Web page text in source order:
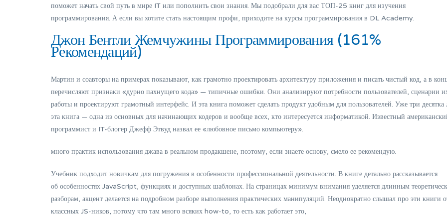
поможет начать свой путь в мире IT или пополнить свои знания. Мы подобрали для вас ТОП-25 книг для изучения
программирования. А если вы хотите стать настоящим профи, приходите на курсы программирования в DL Academy.
Джон Бентли Жемчужины Программирования (161%
Рекомендаций)
Мартин и соавторы на примерах показывают, как грамотно проектировать архитектуру приложения и писать чистый код, а в
перечисляют признаки «дурно пахнущего кода» — типичные ошибки. Они анализируют потребности пользователей, сценарии
работы и проектируют грамотный интерфейс. И эта книга поможет сделать продукт удобным для пользователей. Уже три десятка
эта книга — одна из основных для начинающих кодеров и вообще всех, кто интересуется информатикой. Известный
программист и IT-блогер Джефф Этвуд назвал ее «любовное письмо компьютеру».
много практик использования джава в реальном продакшене, поэтому, если знаете основу, смело ее рекомендую.
Учебник подходит новичкам для погружения в особенности профессиональной деятельности. В книге детально рассказывается
об особенностях JavaScript, функциях и доступных шаблонах. На страницах минимум внимания уделяется длинным
разборам, акцент делается на подробном разборе выполнения практических манипуляций. Неоднократно слышал про эти книги
классных JS-ников, потому что там много всяких how-to, то есть как работает это,